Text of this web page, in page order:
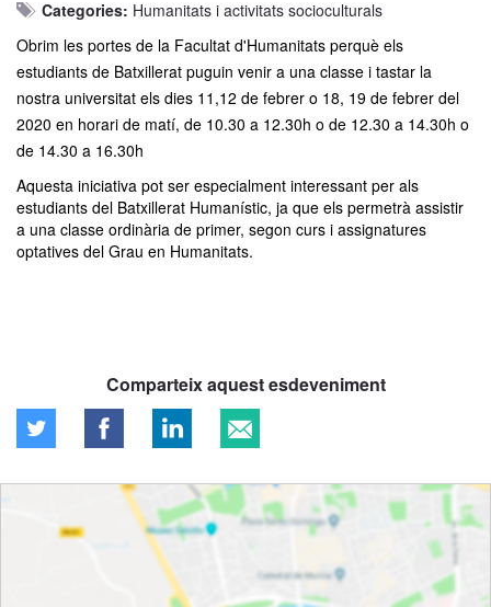
Categories: Humanitats i activitats socioculturals
Obrim les portes de la Facultat d'Humanitats perquè els
estudiants de Batxillerat puguin venir a una classe i tastar la
nostra universitat els dies 11,12 de febrer o 18, 19 de febrer del
2020 en horari de matí, de 10.30 a 12.30h o de 12.30 a 14.30h o
de 14.30 a 16.30h
Aquesta iniciativa pot ser especialment interessant per als
estudiants del Batxillerat Humanístic, ja que els permetrà assistir
a una classe ordinària de primer, segon curs i assignatures
optatives del Grau en Humanitats.
Comparteix aquest esdeveniment